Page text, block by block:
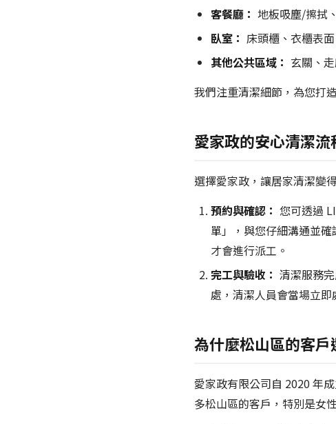
客餐廳： 地板吸塵/擦拭
臥室： 床頭櫃、衣櫃表
其他公共區域： 玄關、
我們注重清潔細節，為您打
愛家政的安心清潔流
選擇愛家政，讓居家清潔變
預約與確認： 您可透過
單」，與您仔細溝通並
才會進行派工。
完工與驗收： 清潔服務
處，清潔人員會當場立
為什麼松山區的客戶
愛家政有限公司自 2020 年
多松山區的客戶，特別是女